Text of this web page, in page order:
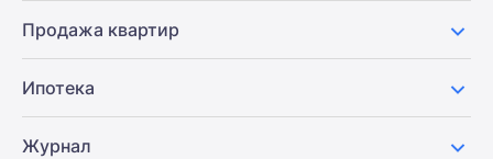
Продажа квартир
Ипотека
Журнал